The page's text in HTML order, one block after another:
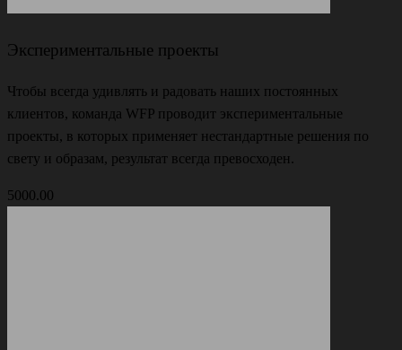
Экспериментальные проекты
Чтобы всегда удивлять и радовать наших постоянных
клиентов, команда WFP проводит экспериментальные
проекты, в которых применяет нестандартные решения по
свету и образам, результат всегда превосходен.
5000.00